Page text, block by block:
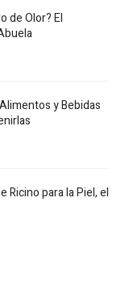
de Olor? El
y Bebidas
Ricino para la Piel, el